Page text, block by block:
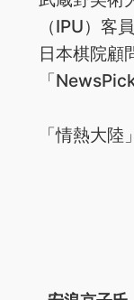
（IPU）客
日本棋院顧
「
「情熱大陸